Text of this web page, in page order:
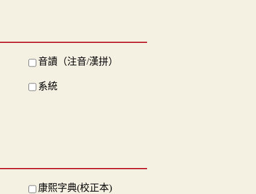
音讀（注音/漢拼）
系統
康熙字典(校正本)